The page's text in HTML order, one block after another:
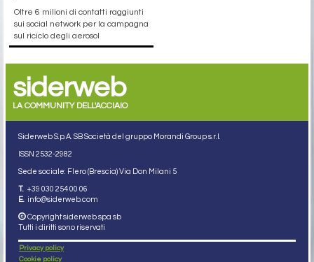
Oltre 6 milioni di contatti raggiunti
sui social network per la campagna
sul riciclo degli aerosol
siderweb
LA COMMUNITY DELL'ACCIAIO
Siderweb S.p.A. SB Società del gruppo Morandi Group s.r.l.
ISSN 2532-2982
Sede sociale: Flero (Brescia) Via Don Milani 5
T. +39 030 254 00 06
E. info@siderweb.com
Copyright siderweb spa sb
Tutti i diritti sono riservati
Privacy policy
Cookie policy